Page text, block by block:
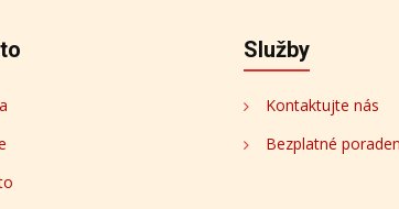
Služby
Kontaktujte nás
Bezplatné